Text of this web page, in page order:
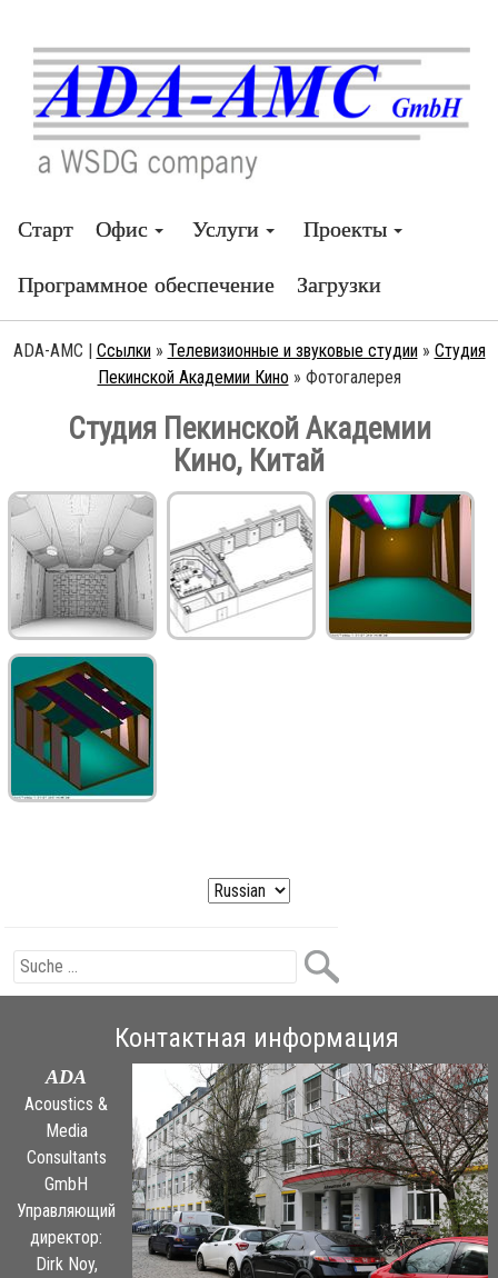
Старт Офис Услуги Проекты
Программное обеспечение Загрузки
ADA-AMC | Ссылки » Телевизионные и звуковые студии » Студия
Пекинской Академии Кино » Фотогалерея
Студия Пекинской Академии
Кино, Китай
Контактная информация
ADA
Acoustics &
Media
Consultants
GmbH
Управляющий
директор:
Dirk Noy,